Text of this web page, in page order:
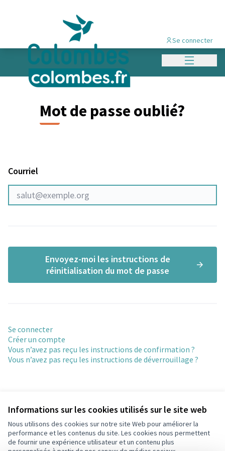
Informations sur les cookies utilisés sur le site web
Nous utilisons des cookies sur notre site Web pour améliorer la
performance et les contenus du site. Les cookies nous permettent
de fournir une expérience utilisateur et un contenu plus
Menu
Se connecter
Mot de passe oublié?
Courriel
Envoyez-moi les instructions de
réinitialisation du mot de passe
Se connecter
Créer un compte
Vous n’avez pas reçu les instructions de confirmation ?
Vous n’avez pas reçu les instructions de déverrouillage ?
Conditions d'utilisation
Paramètres des cookies
participons.colombes.fr sur Facebook